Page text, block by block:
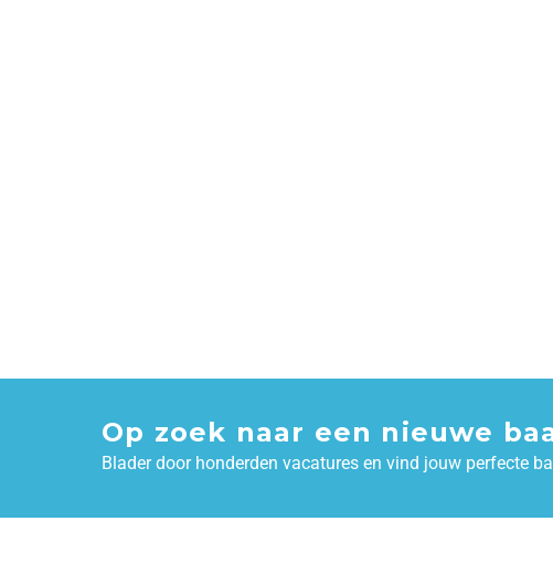
Op zoek naar een nieuwe
Blader door honderden vacatures en vind jouw perfecte